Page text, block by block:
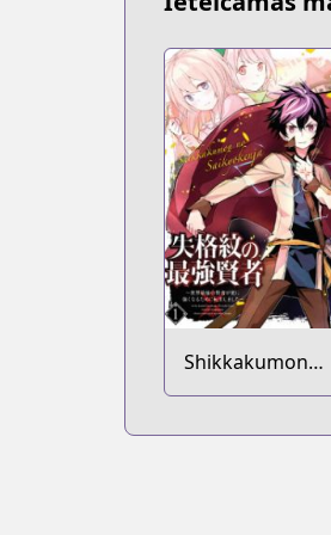
Shikkakumon
no Saikyou